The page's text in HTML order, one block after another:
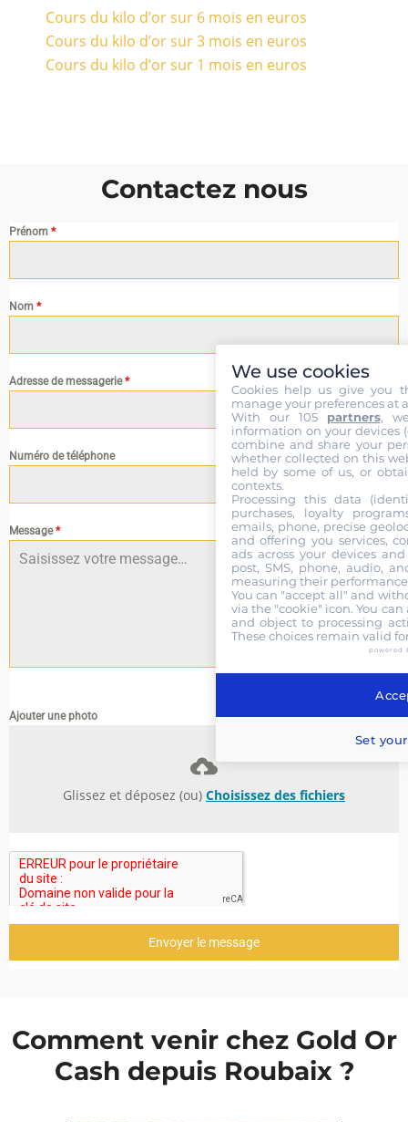
Cours du kilo d’or sur 6 mois en euros
Cours du kilo d’or sur 3 mois en euros
Cours du kilo d’or sur 1 mois en euros
Contactez nous
Prénom *
Nom *
Adresse de messagerie*
Numéro de téléphone
Message*
Ajouter une photo
Glissez et déposez (ou) Choisissez des fichiers
Envoyer le message
Comment venir chez Gold Or
Cash depuis Roubaix ?
We use cookies
Cookies help us give you
manage your preferences at
With our 105 partners,
information on your devices
combine and share your
whether collected on this
held by some of us, or
contexts.
Processing this data
purchases, loyalty
emails, phone, precise
and offering you services,
ads across your devices
post, SMS, phone, audio,
measuring their
You can "accept all" and
via the "cookie" icon. You
and object to processing
These choices remain valid
powered
Set